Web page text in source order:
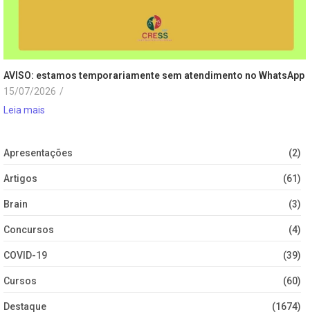
AVISO: estamos temporariamente sem atendimento no WhatsApp
15/07/2026 /
Leia mais
Apresentações (2)
Artigos (61)
Brain (3)
Concursos (4)
COVID-19 (39)
Cursos (60)
Destaque (1674)